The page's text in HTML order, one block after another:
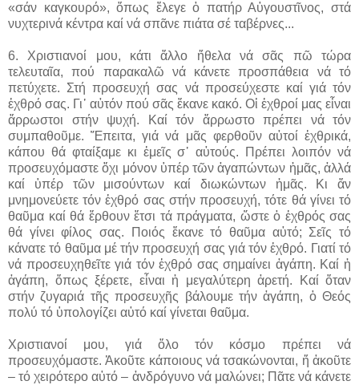
«σάν καγκουρό», ὅπως ἔλεγε ὁ πατήρ Αὐγουστῖνος, στά
νυχτερινά κέντρα καί νά σπᾶνε πιάτα σέ ταβέρνες...
6. Χριστιανοί μου, κάτι ἄλλο ἤθελα νά σᾶς πῶ τώρα
τελευταῖα, πού παρακαλῶ νά κάνετε προσπάθεια νά τό
πετύχετε. Στή προσευχή σας νά προσεύχεστε καί γιά τόν
ἐχθρό σας. Γι᾽ αὐτόν πού σᾶς ἔκανε κακό. Οἱ ἐχθροί μας εἶναι
ἄρρωστοι στήν ψυχή. Καί τόν ἄρρωστο πρέπει νά τόν
συμπαθοῦμε. Ἔπειτα, γιά νά μᾶς φερθοῦν αὐτοί ἐχθρικά,
κάπου θά φταίξαμε κι ἐμεῖς σ᾽ αὐτούς. Πρέπει λοιπόν νά
προσευχόμαστε ὄχι μόνον ὑπέρ τῶν ἀγαπώντων ἡμᾶς, ἀλλά
καί ὑπέρ τῶν μισούντων καί διωκώντων ἡμᾶς. Κι ἄν
μνημονεύετε τόν ἐχθρό σας στήν προσευχή, τότε θά γίνει τό
θαῦμα καί θά ἔρθουν ἔτσι τά πράγματα, ὥστε ὁ ἐχθρός σας
θά γίνει φίλος σας. Ποιός ἔκανε τό θαῦμα αὐτό; Σεῖς τό
κάνατε τό θαῦμα μέ τήν προσευχή σας γιά τόν ἐχθρό. Γιατί τό
νά προσευχηθεῖτε γιά τόν ἐχθρό σας σημαίνει ἀγάπη. Καί ἡ
ἀγάπη, ὅπως ξέρετε, εἶναι ἡ μεγαλύτερη ἀρετή. Καί ὅταν
στήν ζυγαριά τῆς προσευχῆς βάλουμε τήν ἀγάπη, ὁ Θεός
πολύ τό ὑπολογίζει αὐτό καί γίνεται θαῦμα.
Χριστιανοί μου, γιά ὅλο τόν κόσμο πρέπει νά
προσευχόμαστε. Ἀκοῦτε κάποιους νά τσακώνονται, ἤ ἀκοῦτε
– τό χειρότερο αὐτό – ἀνδρόγυνο νά μαλώνει; Πᾶτε νά κάνετε